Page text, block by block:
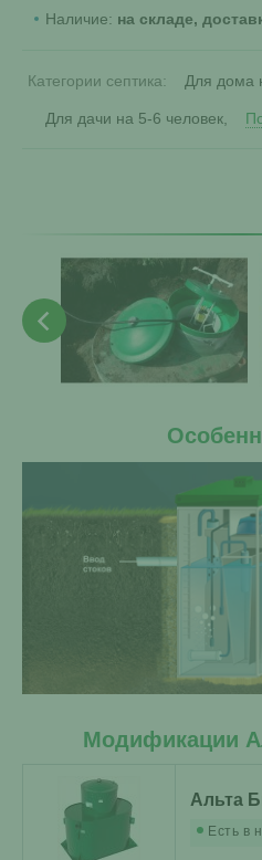
Наличие: на складе,
Категории септика: Для дома
Для дачи на 5-6 человек
Модификации
Альта
Есть в